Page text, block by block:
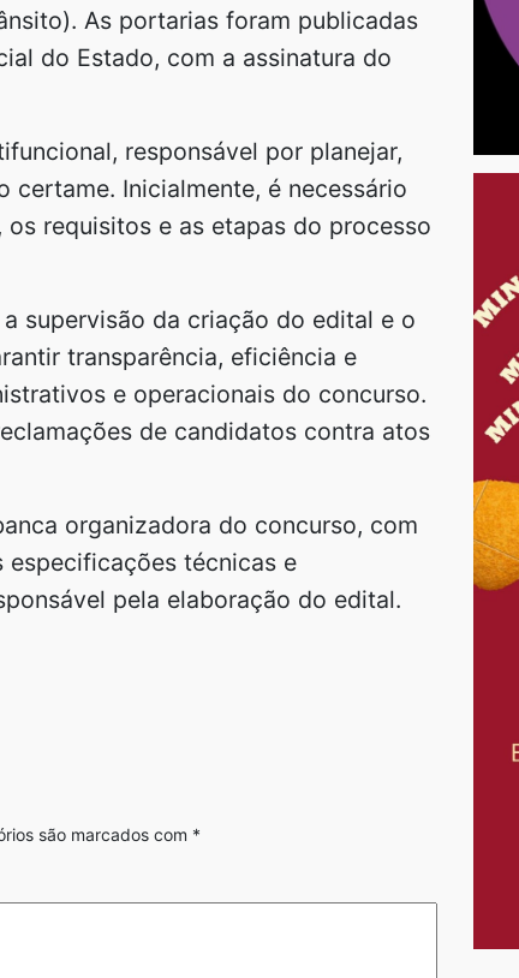
As portarias foram publicadas
do Estado, com a assinatura do
responsável por planejar,
certame. Inicialmente, é necessário
requisitos e as etapas do processo
supervisão da criação do edital e o
transparência, eficiência e
e operacionais do concurso.
de candidatos contra atos
organizadora do concurso, com
técnicas e
pela elaboração do edital.
são marcados com *